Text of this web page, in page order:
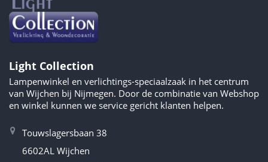
Light Collection
Lampenwinkel en verlichtings-speciaalzaak in het centrum
van Wijchen bij Nijmegen. Door de combinatie van Webshop
en winkel kunnen we service gericht klanten helpen.
Touwslagersbaan 38
6602AL Wijchen